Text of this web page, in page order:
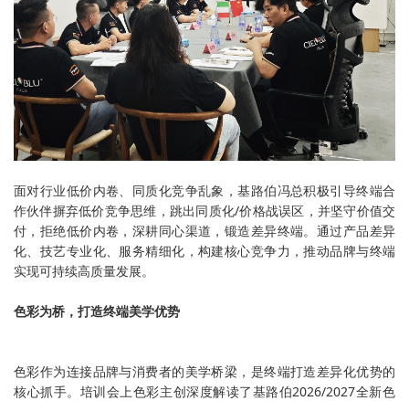
面对行业低价内卷、同质化竞争乱象，基路伯冯总积极引导终端合
作伙伴摒弃低价竞争思维，跳出同质化/价格战误区，并坚守价值交
付，拒绝低价内卷，深耕同心渠道，锻造差异终端。通过产品差异
化、技艺专业化、服务精细化，构建核心竞争力，推动品牌与终端
实现可持续高质量发展。
色彩为桥，打造终端美学优势
色彩作为连接品牌与消费者的美学桥梁，是终端打造差异化优势的
核心抓手。培训会上色彩主创深度解读了基路伯2026/2027全新色